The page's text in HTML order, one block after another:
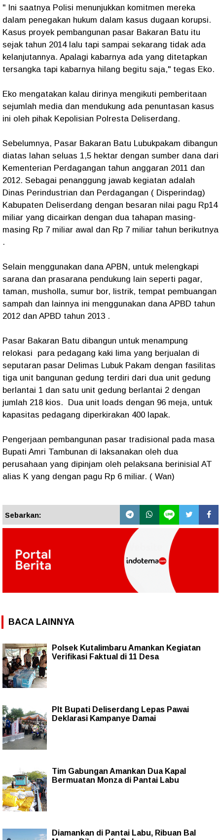
" Ini saatnya Polisi menunjukkan komitmen mereka
dalam penegakan hukum dalam kasus dugaan korupsi.
Kasus proyek pembangunan pasar Bakaran Batu itu
sejak tahun 2014 lalu tapi sampai sekarang tidak ada
kelanjutannya. Apalagi kabarnya ada yang ditetapkan
tersangka tapi kabarnya hilang begitu saja," tegas Eko.
Eko mengatakan kalau dirinya mengikuti pemberitaan
sejumlah media dan mendukung ada penuntasan kasus
ini oleh pihak Kepolisian Polresta Deliserdang.
Sebelumnya, Pasar Bakaran Batu Lubukpakam dibangun
diatas lahan seluas 1,5 hektar dengan sumber dana dari
Kementerian Perdagangan tahun anggaran 2011 dan
2012. Sebagai penanggung jawab kegiatan adalah
Dinas Perindustrian dan Perdagangan ( Disperindag)
Kabupaten Deliserdang dengan besaran nilai pagu Rp14
miliar yang dicairkan dengan dua tahapan masing-
masing Rp 7 miliar awal dan Rp 7 miliar tahun berikutnya
.
Selain menggunakan dana APBN, untuk melengkapi
sarana dan prasarana pendukung lain seperti pagar,
taman, musholla, sumur bor, listrik, tempat pembuangan
sampah dan lainnya ini menggunakan dana APBD tahun
2012 dan APBD tahun 2013 .
Pasar Bakaran Batu dibangun untuk menampung
relokasi para pedagang kaki lima yang berjualan di
seputaran pasar Delimas Lubuk Pakam dengan fasilitas
tiga unit bangunan gedung terdiri dari dua unit gedung
berlantai 1 dan satu unit gedung berlantai 2 dengan
jumlah 218 kios. Dua unit loads dengan 96 meja, untuk
kapasitas pedagang diperkirakan 400 lapak.
Pengerjaan pembangunan pasar tradisional pada masa
Bupati Amri Tambunan di laksanakan oleh dua
perusahaan yang dipinjam oleh pelaksana berinisial AT
alias K yang dengan pagu Rp 6 miliar. ( Wan)
Sebarkan:
BACA LAINNYA
Polsek Kutalimbaru Amankan Kegiatan
Verifikasi Faktual di 11 Desa
Plt Bupati Deliserdang Lepas Pawai
Deklarasi Kampanye Damai
Tim Gabungan Amankan Dua Kapal
Bermuatan Monza di Pantai Labu
Diamankan di Pantai Labu, Ribuan Bal